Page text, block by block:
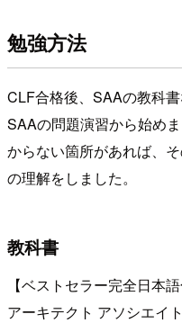
勉強方法
CLF合格後、SAAの教科
SAAの問題演習から始め
からない箇所があれば、
の理解をしました。
教科書
【ベストセラー完全日本
アーキテクト アソシエイ